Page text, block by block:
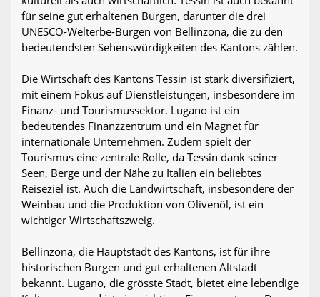
für seine gut erhaltenen Burgen, darunter die drei
UNESCO-Welterbe-Burgen von Bellinzona, die zu den
bedeutendsten Sehenswürdigkeiten des Kantons zählen.
Die Wirtschaft des Kantons Tessin ist stark diversifiziert,
mit einem Fokus auf Dienstleistungen, insbesondere im
Finanz- und Tourismussektor. Lugano ist ein
bedeutendes Finanzzentrum und ein Magnet für
internationale Unternehmen. Zudem spielt der
Tourismus eine zentrale Rolle, da Tessin dank seiner
Seen, Berge und der Nähe zu Italien ein beliebtes
Reiseziel ist. Auch die Landwirtschaft, insbesondere der
Weinbau und die Produktion von Olivenöl, ist ein
wichtiger Wirtschaftszweig.
Bellinzona, die Hauptstadt des Kantons, ist für ihre
historischen Burgen und gut erhaltenen Altstadt
bekannt. Lugano, die grösste Stadt, bietet eine lebendige